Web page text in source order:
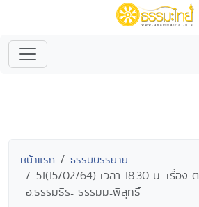
หน้าแรก ธรรมบรรยาย
51(15/02/64) เวลา 18.30 น. เรื่อ
อ.ธรรมธีระ ธรรมมะพิสุทธิ์